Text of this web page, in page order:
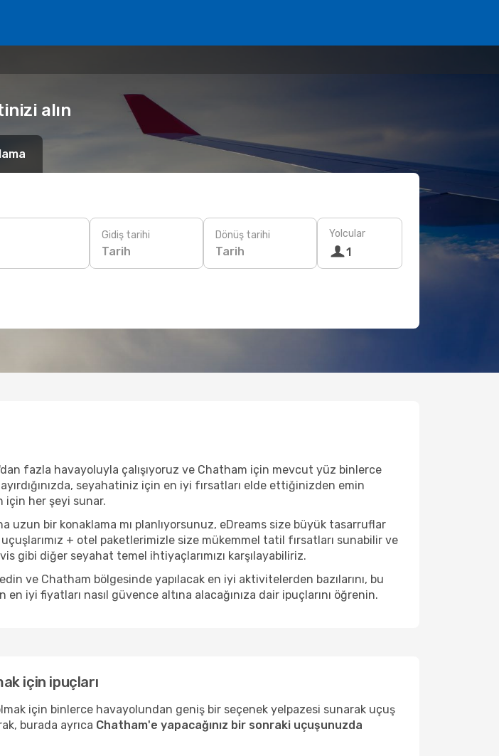
alın
Gidiş tarihi
Tarih
Dönüş tarihi
Tarih
Yolcular
1
fazla havayoluyla çalışıyoruz ve Chatham için mevcut yüz binlerce
seyahatiniz için en iyi fırsatları elde ettiğinizden emin
için her şeyi sunar.
uzun bir konaklama mı planlıyorsunuz, eDreams size büyük tasarruflar
+ otel paketlerimizle size mükemmel tatil fırsatları sunabilir ve
gibi diğer seyahat temel ihtiyaçlarımızı karşılayabiliriz.
ve Chatham bölgesinde yapılacak en iyi aktivitelerden bazılarını, bu
iyi fiyatları nasıl güvence altına alacağınıza dair ipuçlarını öğrenin.
için ipuçları
için binlerce havayolundan geniş bir seçenek yelpazesi sunarak uçuş
burada ayrıca Chatham'e yapacağınız bir sonraki uçuşunuzda